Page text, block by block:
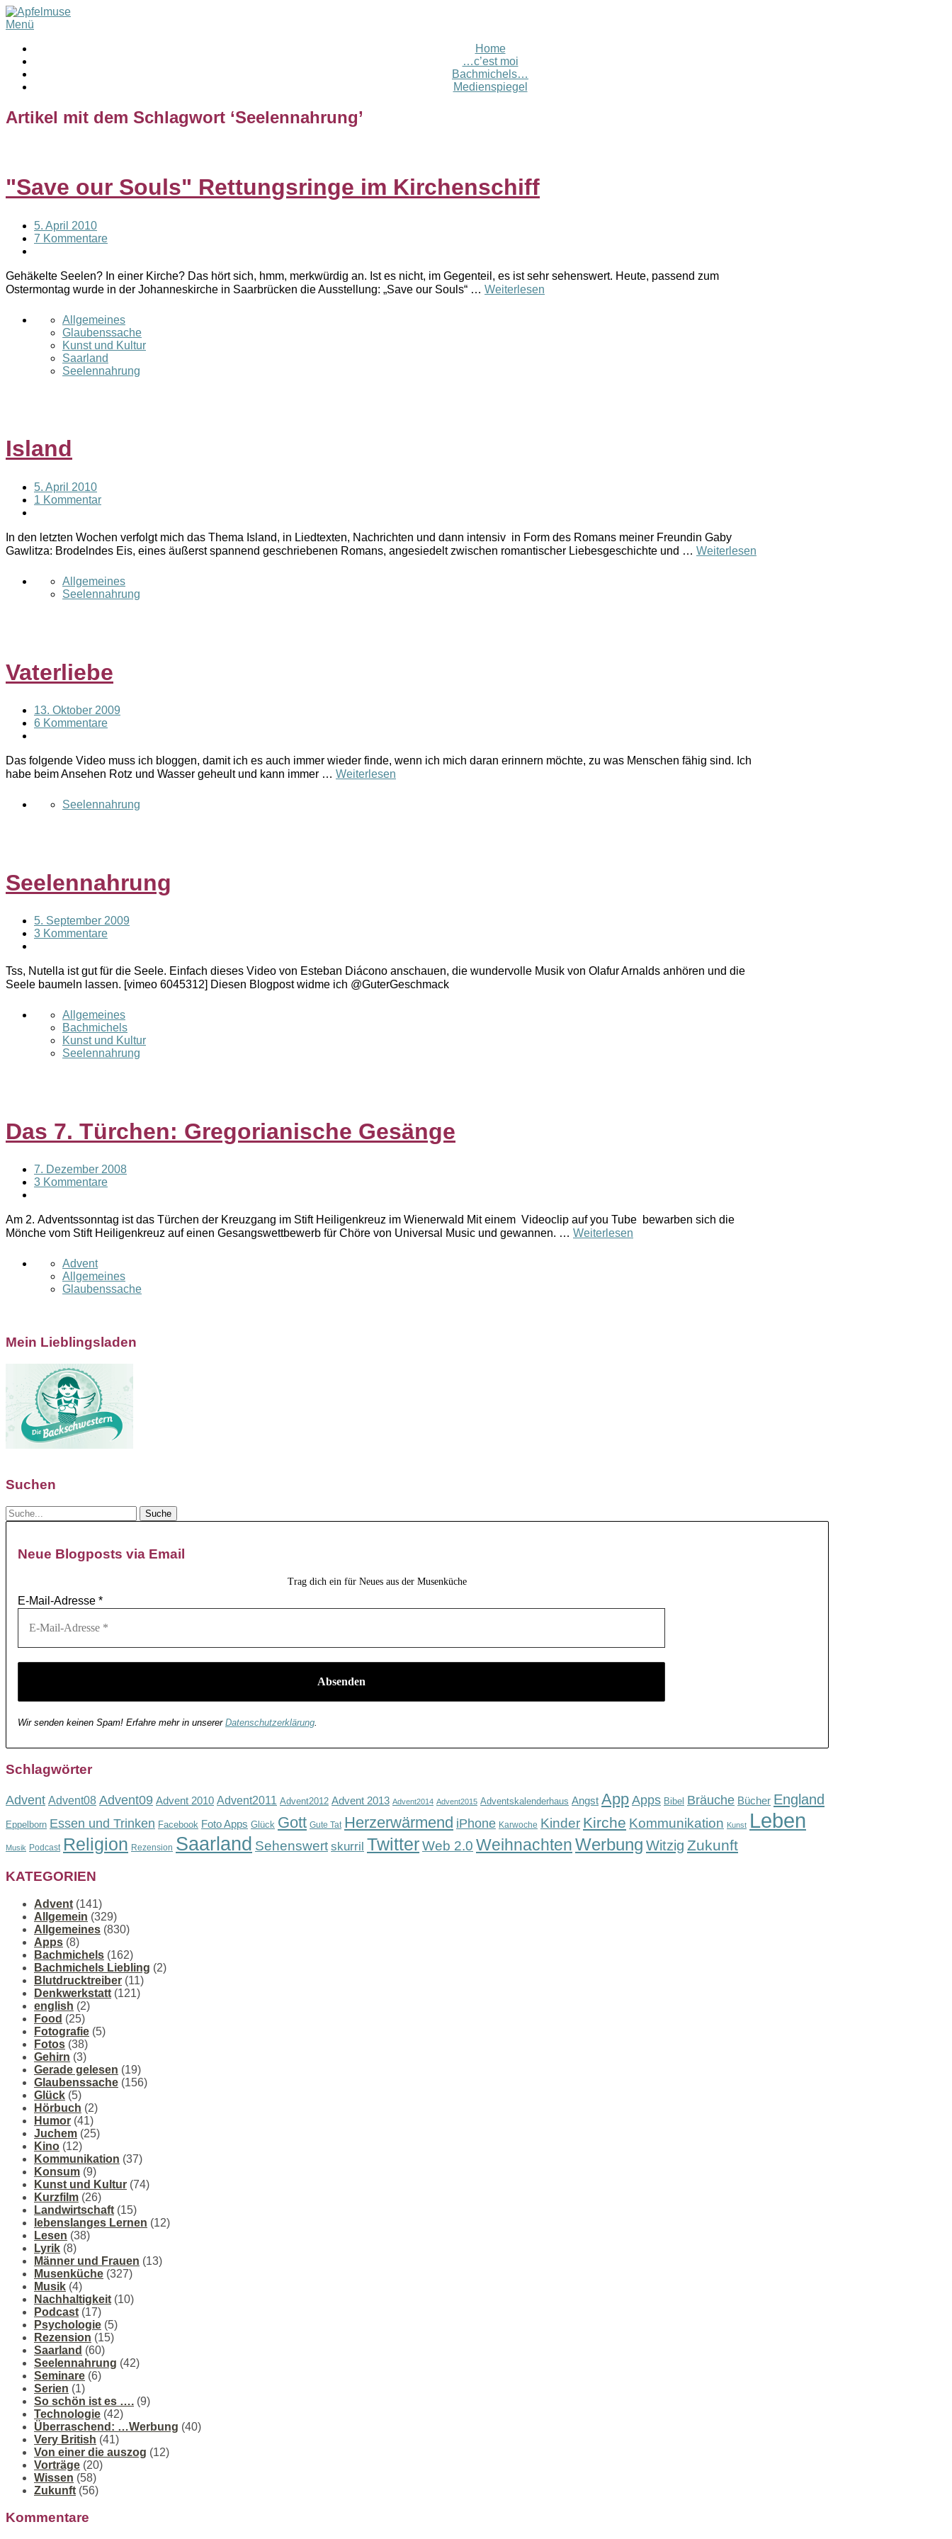
Menü
Home
…c’est moi
Bachmichels…
Medienspiegel
Artikel mit dem Schlagwort ‘Seelennahrung’
"Save our Souls" Rettungsringe im Kirchenschiff
5. April 2010
7 Kommentare
Gehäkelte Seelen? In einer Kirche? Das hört sich, hmm, merkwürdig an. Ist es nicht, im Gegenteil, es ist sehr sehenswert. Heute, passend zum
Ostermontag wurde in der Johanneskirche in Saarbrücken die Ausstellung: „Save our Souls“ … Weiterlesen
Allgemeines
Glaubenssache
Kunst und Kultur
Saarland
Seelennahrung
Island
5. April 2010
1 Kommentar
In den letzten Wochen verfolgt mich das Thema Island, in Liedtexten, Nachrichten und dann intensiv in Form des Romans meiner Freundin Gaby
Gawlitza: Brodelndes Eis, eines äußerst spannend geschriebenen Romans, angesiedelt zwischen romantischer Liebesgeschichte und … Weiterlesen
Allgemeines
Seelennahrung
Vaterliebe
13. Oktober 2009
6 Kommentare
Das folgende Video muss ich bloggen, damit ich es auch immer wieder finde, wenn ich mich daran erinnern möchte, zu was Menschen fähig sind. Ich
habe beim Ansehen Rotz und Wasser geheult und kann immer … Weiterlesen
Seelennahrung
Seelennahrung
5. September 2009
3 Kommentare
Tss, Nutella ist gut für die Seele. Einfach dieses Video von Esteban Diácono anschauen, die wundervolle Musik von Olafur Arnalds anhören und die
Seele baumeln lassen. [vimeo 6045312] Diesen Blogpost widme ich @GuterGeschmack
Allgemeines
Bachmichels
Kunst und Kultur
Seelennahrung
Das 7. Türchen: Gregorianische Gesänge
7. Dezember 2008
3 Kommentare
Am 2. Adventssonntag ist das Türchen der Kreuzgang im Stift Heiligenkreuz im Wienerwald Mit einem Videoclip auf you Tube bewarben sich die
Mönche vom Stift Heiligenkreuz auf einen Gesangswettbewerb für Chöre von Universal Music und gewannen. … Weiterlesen
Advent
Allgemeines
Glaubenssache
Mein Lieblingsladen
Suchen
Neue Blogposts via Email
Trag dich ein für Neues aus der Musenküche
E-Mail-Adresse *
Wir senden keinen Spam! Erfahre mehr in unserer Datenschutzerklärung
Schlagwörter
Advent Advent08 Advent09 Advent 2010 Advent2011 Advent2012 Advent 2013 Advent2014 Advent2015 Adventskalenderhaus Angst App Apps Bibel Bräuche Bücher England
Eppelborn Essen und Trinken Facebook Foto Apps Glück Gott Gute Tat Herzerwärmend iPhone Karwoche Kinder Kirche Kommunikation Kunst Leben
Musik Podcast Religion Rezension Saarland Sehenswert skurril TwitterWeb 2.0 WeihnachtenWerbung Witzig Zukunft
KATEGORIEN
Advent (141)
Allgemein (329)
Allgemeines (830)
Apps (8)
Bachmichels (162)
Bachmichels Liebling (2)
Blutdrucktreiber (11)
Denkwerkstatt (121)
english (2)
Food (25)
Fotografie (5)
Fotos (38)
Gehirn (3)
Gerade gelesen (19)
Glaubenssache (156)
Glück (5)
Hörbuch (2)
Humor (41)
Juchem (25)
Kino (12)
Kommunikation (37)
Konsum (9)
Kunst und Kultur (74)
Kurzfilm (26)
Landwirtschaft (15)
lebenslanges Lernen (12)
Lesen (38)
Lyrik (8)
Männer und Frauen (13)
Musenküche (327)
Musik (4)
Nachhaltigkeit (10)
Podcast (17)
Psychologie (5)
Rezension (15)
Saarland (60)
Seelennahrung (42)
Seminare (6)
Serien (1)
So schön ist es …. (9)
Technologie (42)
Überraschend: …Werbung (40)
Very British (41)
Von einer die auszog (12)
Vorträge (20)
Wissen (58)
Zukunft (56)
Kommentare